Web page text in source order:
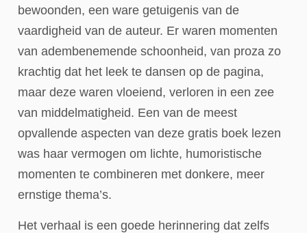
bewoonden, een ware getuigenis van de
vaardigheid van de auteur. Er waren momenten
van adembenemende schoonheid, van proza zo
krachtig dat het leek te dansen op de pagina,
maar deze waren vloeiend, verloren in een zee
van middelmatigheid. Een van de meest
opvallende aspecten van deze gratis boek lezen
was haar vermogen om lichte, humoristische
momenten te combineren met donkere, meer
ernstige thema’s.
Het verhaal is een goede herinnering dat zelfs